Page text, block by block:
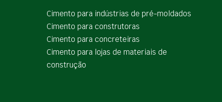
Cimento para indústrias de pré-moldados
Cimento para construtoras
Cimento para concreteiras
Cimento para lojas de materiais de
construção